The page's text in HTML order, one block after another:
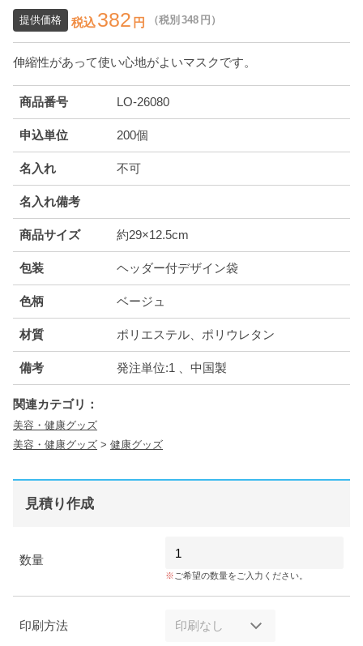
提供価格 税込382 円 （税別 348 円）
伸縮性があって使い心地がよいマスクです。
商品番号 LO-26080
申込単位 200個
名入れ 不可
名入れ備考
商品サイズ 約29×12.5cm
包装 ヘッダー付デザイン袋
色柄 ベージュ
材質 ポリエステル、ポリウレタン
備考 発注単位:1 、中国製
関連カテゴリ：
美容・健康グッズ
美容・健康グッズ > 健康グッズ
見積り作成
数量
ご希望の数量をご入力ください。
印刷方法